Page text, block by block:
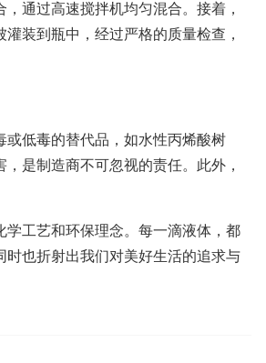
通过高速搅拌机均匀混合。接着，
装到瓶中，经过严格的质量检查，
或低毒的替代品，如水性丙烯酸树
是制造商不可忽视的责任。此外，
工艺和环保理念。每一滴液体，都
时也折射出我们对美好生活的追求与